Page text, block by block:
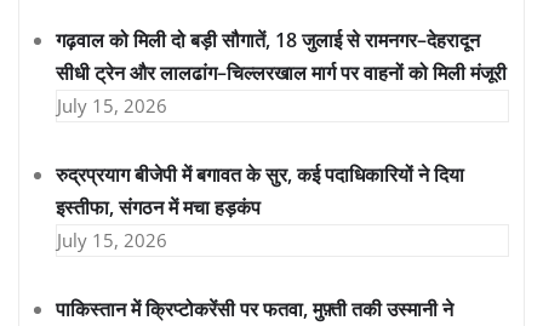
गढ़वाल को मिली दो बड़ी सौगातें, 18 जुलाई से रामनगर–देहरादून
सीधी ट्रेन और लालढांग–चिल्लरखाल मार्ग पर वाहनों को मिली मंजूरी
July 15, 2026
रुद्रप्रयाग बीजेपी में बगावत के सुर, कई पदाधिकारियों ने दिया
इस्तीफा, संगठन में मचा हड़कंप
July 15, 2026
पाकिस्तान में क्रिप्टोकरेंसी पर फतवा, मुफ़्ती तकी उस्मानी ने